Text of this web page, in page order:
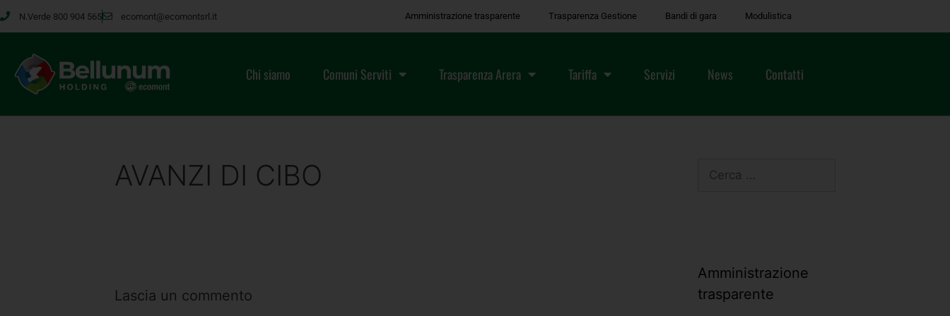
N.Verde 800 904 565 ecomont@ecomontsrl.it Amministrazione trasparente Trasparenza Gestione Bandi di gara Modulistica
Chi siamo Comuni Serviti Trasparenza Arera Tariffa Servizi News Contatti
AVANZI DI CIBO
Lascia un commento
Amministrazione
trasparente